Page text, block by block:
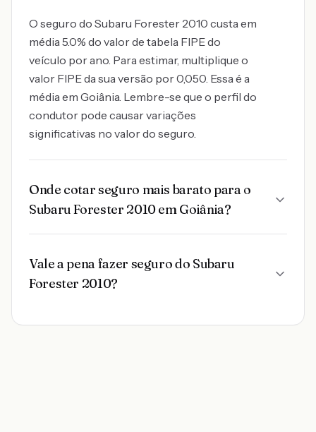
O seguro do Subaru Forester 2010 custa em
média 5.0% do valor de tabela FIPE do
veículo por ano. Para estimar, multiplique o
valor FIPE da sua versão por 0,050. Essa é a
média em Goiânia. Lembre-se que o perfil do
condutor pode causar variações
significativas no valor do seguro.
Onde cotar seguro mais barato para o
Subaru Forester 2010 em Goiânia?
Vale a pena fazer seguro do Subaru
Forester 2010?